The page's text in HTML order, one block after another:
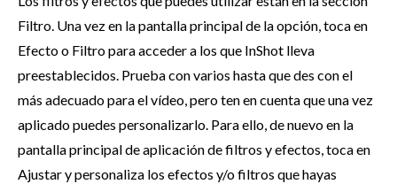
Filtro. Una vez en la pantalla principal de la opción, toca en
Efecto o Filtro para acceder a los que InShot lleva
preestablecidos. Prueba con varios hasta que des con el
más adecuado para el vídeo, pero ten en cuenta que una vez
aplicado puedes personalizarlo. Para ello, de nuevo en la
pantalla principal de aplicación de filtros y efectos, toca en
Ajustar y personaliza los efectos y/o filtros que hayas